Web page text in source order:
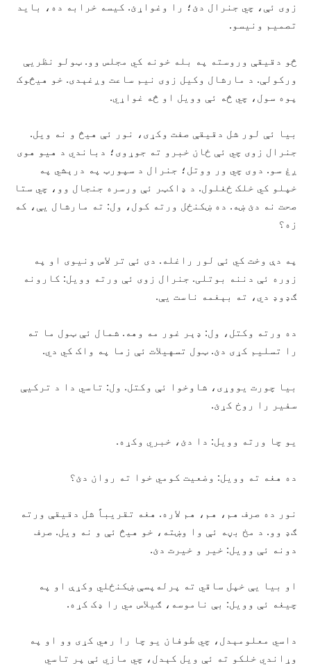
زوی ئې، چي جنرال دئ؛ را وغواړئ. کيسه خرابه ده، بايد
تصميم ونيسو.
څو دقيقې وروسته په بله خونه کي مجلس وو. ټولو نظريې
ورکولې. د مارشال وکيل زوی نيم ساعت وږغېدی. خو هيڅوک
پوه سول، چي څه ئې وويل او څه غواړي.
بيا ئې لور شل دقيقې صفت وکړی، نور ئې هيڅ و نه ويل.
جنرال زوی چي ئې ځان خبرو ته جوړوی؛ دباندي د هيو هوی
ږغ سو. دوی چي ور ووتل؛ جنرال د سپورټ په درېشي په
خپلو کي خلک ځغلول. د ډاکټر ئې ورسره جنجال وو، چي ستا
صحت نه دئ ښه. ده ښکنځل ورته کول، ول: ته مارشال يې، که
زه؟
په دې وخت کي ئې لور راغله. دی ئې تر لاس ونيوی او په
زوره ئې دننه بوتلی. جنرال زوی ئې ورته وويل: کارونه
ګډوډ دي، ته بېغمه ناست يې.
ده ورته وکتل، ول: ډېر غور مه وهه. شمال ئې ټول ما ته
را تسليم کړی دئ. ټول تسهيلات ئې زما په واک کي دي.
بيا چورت يووړی، شاوخوا ئې وکتل. ول: تاسي دا د ترکيې
سفير را روخ کړئ.
يو چا ورته وويل: دا دئ، خبري وکړه.
ده هغه ته وويل: وضعيت کومي خوا ته روان دئ؟
نور ده صرف هم، هم، هم لاره. هغه تقريباً شل دقيقې ورته
ګډ وو. د مخ بڼه ئې وا وښته، خو هيڅ ئې و نه ويل. صرف
دونه ئې وويل: خير و خيرت دئ.
او بيا يې خپل ساقي ته پرله‌پسې ښکنځلي وکړې او په
چيغه ئې وويل: بې ناموسه، ګيلاس مي را ډک کړه.
داسي معلومېدل، چي طوفان يو چا را رهي کړی وو او په
وړاندي خلکو ته ئې ويل کېدل، چي مازي ئې پر تاسي